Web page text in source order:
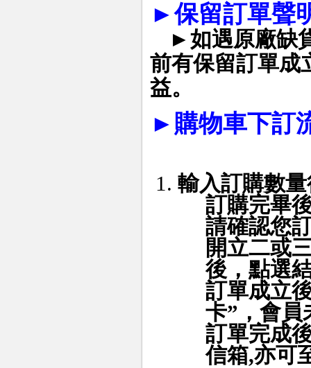
►保留訂單聲
►如遇原廠缺
前有保留訂單成
益。
► 購物車下訂
輸入訂購數
訂購完畢
請確認您
開立二或
後，點選
訂單成立
卡”，會員
訂單完成
信箱,亦可